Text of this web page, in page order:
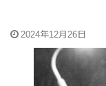
2024年12月26日